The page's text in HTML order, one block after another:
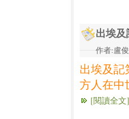
出埃及
作者:盧
出埃及記
方人在中
[閱讀全文]